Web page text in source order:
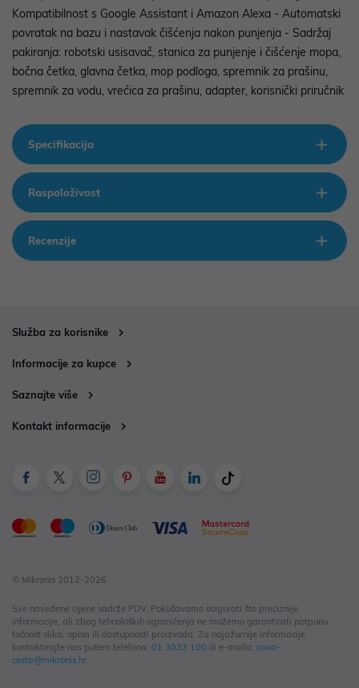
Kompatibilnost s Google Assistant i Amazon Alexa - Automatski
povratak na bazu i nastavak čišćenja nakon punjenja - Sadržaj
pakiranja: robotski usisavač, stanica za punjenje i čišćenje mopa,
bočna četka, glavna četka, mop podloga, spremnik za prašinu,
spremnik za vodu, vrećica za prašinu, adapter, korisnički priručnik
Specifikacija
Raspoloživost
Recenzije
Služba za korisnike
Informacije za kupce
Saznajte više
Kontakt informacije
© Mikronis 2012-2026
Sve navedene cijene sadrže PDV. Pokušavamo osigurati što preciznije
informacije, ali zbog tehnoloških ograničenja ne možemo garantirati potpunu
točnost slika, opisa ili dostupnosti proizvoda. Za najažurnije informacije
kontaktirajte nas putem telefona: 01 3033 100 ili e-maila: nova-
cesta@mikronis.hr.